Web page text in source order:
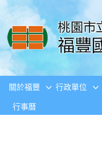
移至網頁之主要內容區位置
關於福豐 行政單位
行事曆